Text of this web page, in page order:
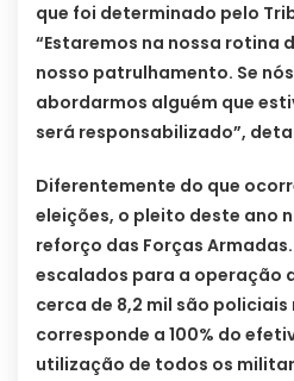
que foi determinado pelo
“Estaremos na nossa rotina
nosso patrulhamento. Se
abordarmos alguém que
será responsabilizado”,
Diferentemente do que
eleições, o pleito deste ano
reforço das Forças
escalados para a operação
cerca de 8,2 mil são
corresponde a 100% do
utilização de todos os